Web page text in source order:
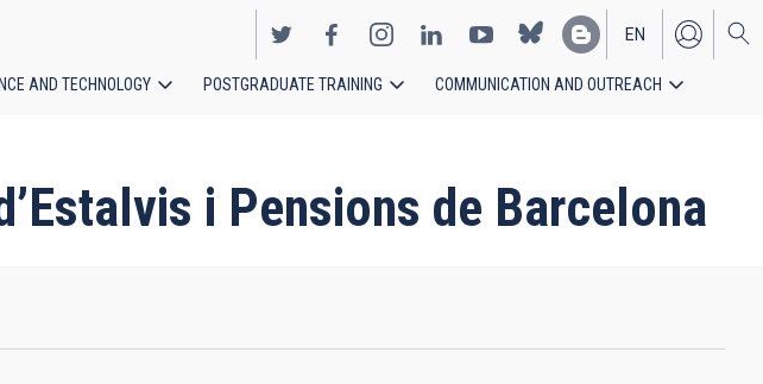
EN
ES
AND TECHNOLOGY POSTGRADUATE TRAINING COMMUNICATION AND OUTREACH
i Pensions de Barcelona